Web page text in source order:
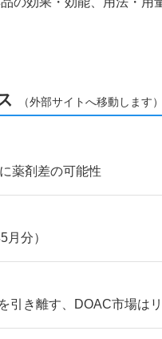
（外部サイトへ移動します）
薬剤差の可能性
分）
引き離す、DOAC市場